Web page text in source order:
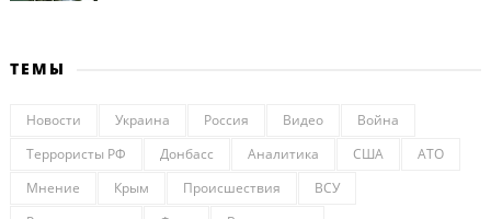
ТЕМЫ
Новости Украина Россия Видео
Война
Террористы РФ
Донбасс Аналитика США
АТО
Мнение
Крым Происшествия
ВСУ